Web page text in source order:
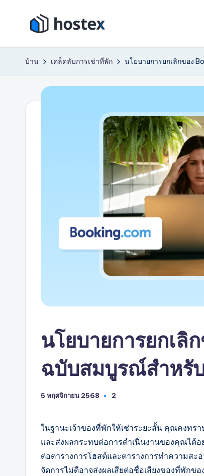
โ
ฮ
ท็
ค่า
เช่า
วัน
บ้าน เคล็ดลับการเช่าที่พัก นโยบายการยกเลิกของ
นโยบายการยกเ
ฉบับสมบูรณ์สำหรั
5 พฤศจิกายน 2568 2
ในฐานะเจ้าของที่พักให้เช่าระยะสั้น คุณคงทร
และส่งผลกระทบต่อการดำเนินงานของคุณได้อ
ต่อตารางการโฮสต์และตารางการทำความสะ
จัดการไม่ดีอาจส่งผลเสียต่อชื่อเสียงของที่พักข